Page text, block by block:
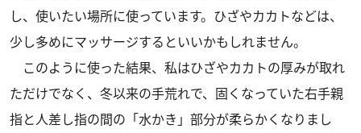
し、使いたい場所に使っています。ひざやカカトなどは、
少し多めにマッサージするといいかもしれません。
このように使った結果、私はひざやカカトの厚みが取れ
ただけでなく、冬以来の手荒れで、固くなっていた右手親
指と人差し指の間の「水かき」部分が柔らかくなりまし